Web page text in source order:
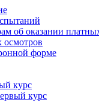
об оказании
форме
курс
курс